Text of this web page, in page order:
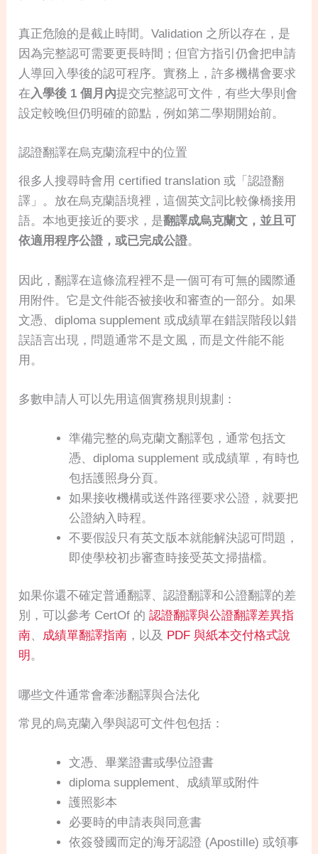
真正危險的是截止時間。Validation 之所以存在，是
因為完整認可需要更長時間；但官方指引仍會把申請
人導回入學後的認可程序。實務上，許多機構會要求
在入學後 1 個月內提交完整認可文件，有些大學則會
設定較晚但仍明確的節點，例如第二學期開始前。
認證翻譯在烏克蘭流程中的位置
很多人搜尋時會用 certified translation 或「認證翻
譯」。放在烏克蘭語境裡，這個英文詞比較像橋接用
語。本地更接近的要求，是翻譯成烏克蘭文，並且可
依適用程序公證，或已完成公證。
因此，翻譯在這條流程裡不是一個可有可無的國際通
用附件。它是文件能否被接收和審查的一部分。如果
文憑、diploma supplement 或成績單在錯誤階段以錯
誤語言出現，問題通常不是文風，而是文件能不能
用。
多數申請人可以先用這個實務規則規劃：
準備完整的烏克蘭文翻譯包，通常包括文
憑、diploma supplement 或成績單，有時也
包括護照身分頁。
如果接收機構或送件路徑要求公證，就要把
公證納入時程。
不要假設只有英文版本就能解決認可問題，
即使學校初步審查時接受英文掃描檔。
如果你還不確定普通翻譯、認證翻譯和公證翻譯的差
別，可以參考 CertOf 的認證翻譯與公證翻譯差異指
南、 成績單翻譯指南 ，以及 PDF 與紙本交付格式說
明。
哪些文件通常會牽涉翻譯與合法化
常見的烏克蘭入學與認可文件包包括：
文憑、畢業證書或學位證書
diploma supplement、成績單或附件
護照影本
必要時的申請表與同意書
依簽發國而定的海牙認證 (Apostille) 或領事